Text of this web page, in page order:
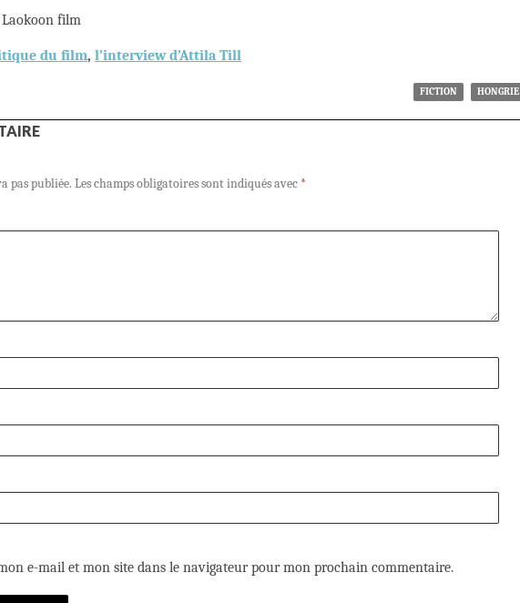
film
du film, l’interview d’Attila Till
FICTION HONGRIE
pas publiée. Les champs obligatoires sont indiqués avec *
e-mail et mon site dans le navigateur pour mon prochain commentaire.